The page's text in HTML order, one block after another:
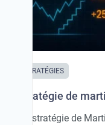
STRATÉGIES
Stratégie de
La stratégie de